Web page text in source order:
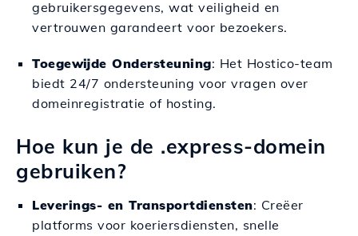
gebruikersgegevens, wat veiligheid en
vertrouwen garandeert voor bezoekers.
Toegewijde Ondersteuning: Het Hostico-team
biedt 24/7 ondersteuning voor vragen over
domeinregistratie of hosting.
Hoe kun je de .express-domein
gebruiken?
Leverings- en Transportdiensten: Creëer
platforms voor koeriersdiensten, snelle